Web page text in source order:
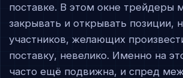
поставке. В этом окне трейдеры
закрывать и открывать позиции,
участников, желающих
поставку, невелико. Именно на
часто ещё подвижна, и спред